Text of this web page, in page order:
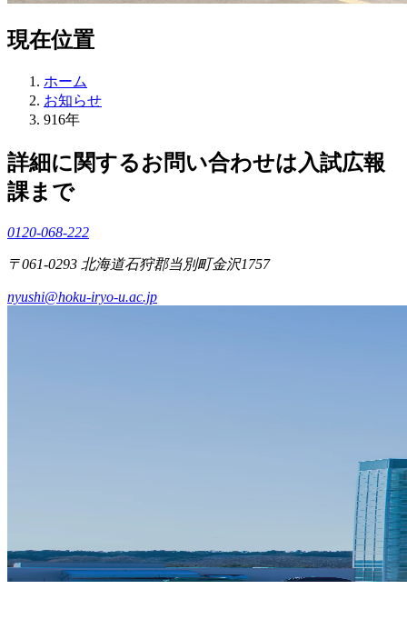
現在位置
ホーム
お知らせ
916年
詳細に関するお問い合わせは入試広報
課まで
0120-068-222
〒061-0293 北海道石狩郡当別町金沢1757
nyushi@hoku-iryo-u.ac.jp